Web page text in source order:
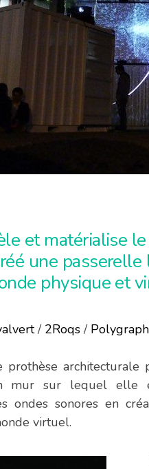
et matérialise
une
physique et
/ 2Roqs/
prothèse architecturale
mur sur lequel elle
ondes sonores en
virtuel.